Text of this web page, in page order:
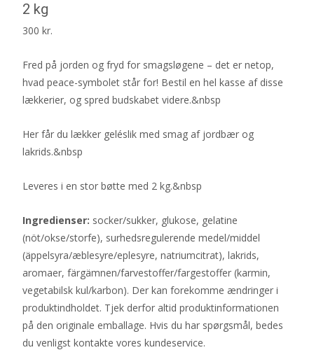
2 kg
300 kr.
Fred på jorden og fryd for smagsløgene – det er netop,
hvad peace-symbolet står for! Bestil en hel kasse af disse
lækkerier, og spred budskabet videre.&nbsp
Her får du lækker geléslik med smag af jordbær og
lakrids.&nbsp
Leveres i en stor bøtte med 2 kg.&nbsp
Ingredienser: socker/sukker, glukose, gelatine
(nöt/okse/storfe), surhedsregulerende medel/middel
(äppelsyra/æblesyre/eplesyre, natriumcitrat), lakrids,
aromaer, färgämnen/farvestoffer/fargestoffer (karmin,
vegetabilsk kul/karbon). Der kan forekomme ændringer i
produktindholdet. Tjek derfor altid produktinformationen
på den originale emballage. Hvis du har spørgsmål, bedes
du venligst kontakte vores kundeservice.